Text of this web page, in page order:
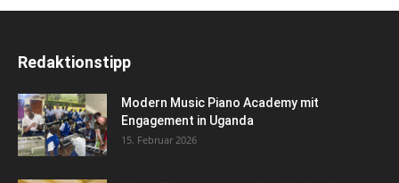
Redaktionstipp
Modern Music Piano Academy mit
Engagement in Uganda
15. Februar 2026